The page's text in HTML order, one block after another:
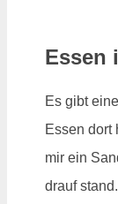
Essen
Es gibt
Essen dort
mir ein
drauf stand.